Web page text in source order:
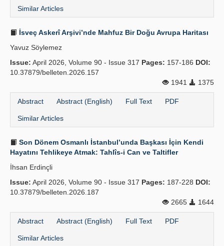
Similar Articles
İsveç Askerî Arşivi’nde Mahfuz Bir Doğu Avrupa Haritası
Yavuz Söylemez
Issue: April 2026, Volume 90 - Issue 317 Pages: 157-186 DOI:
10.37879/belleten.2026.157
1941
1375
Abstract Abstract (English) Full Text PDF
Similar Articles
Son Dönem Osmanlı İstanbul’unda Başkası İçin Kendi
Hayatını Tehlikeye Atmak: Tahlîs-i Can ve Taltifler
İhsan Erdinçli
Issue: April 2026, Volume 90 - Issue 317 Pages: 187-228 DOI:
10.37879/belleten.2026.187
2665
1644
Abstract Abstract (English) Full Text PDF
Similar Articles